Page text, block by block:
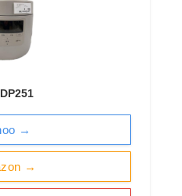
→
→